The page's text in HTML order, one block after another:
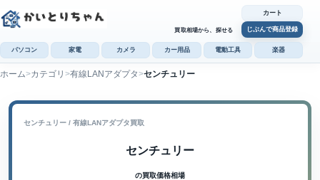
買取相場から、探せる
カート
じぶんで商品登録
パソコン 家電 カメラ カー用品 電動工具 楽器
ホーム カテゴリ 有線LANアダプタ センチュリー
センチュリー / 有線LANアダプタ買取
センチュリー
の買取価格相場